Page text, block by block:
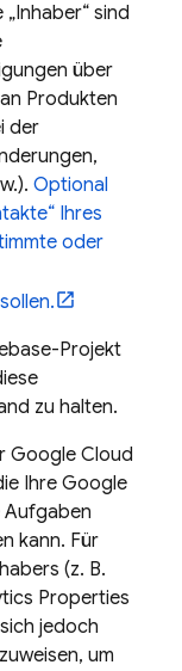
sind
über
Produkten
der
Optional
Ihres
oder
Projekt
zu halten.
Google Cloud
Ihre Google
Aufgaben
kann. Für
(z. B.
Properties
jedoch
zuweisen, um